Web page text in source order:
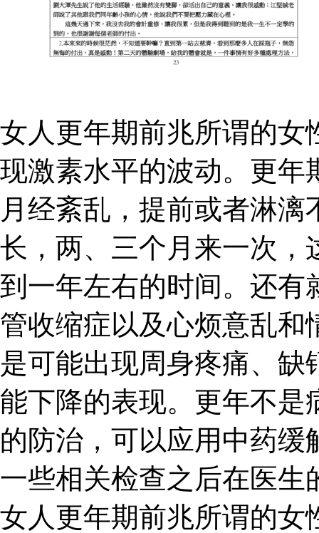
女人更年期前兆所谓的女
现激素水平的波动。更年
月经紊乱，提前或者淋
长，两、三个月来一次，
到一年左右的时间。还有
管收缩症以及心烦意乱和
是可能出现周身疼痛、
能下降的表现。更年不是
的防治，可以应用中药
一些相关检查之后在医生
女人更年期前兆所谓的女